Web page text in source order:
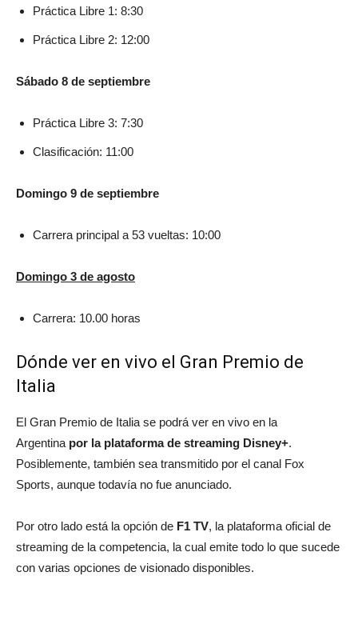
Práctica Libre 1: 8:30
Práctica Libre 2: 12:00
Sábado 8 de septiembre
Práctica Libre 3: 7:30
Clasificación: 11:00
Domingo 9 de septiembre
Carrera principal a 53 vueltas: 10:00
Domingo 3 de agosto
Carrera: 10.00 horas
Dónde ver en vivo el Gran Premio de
Italia
El Gran Premio de Italia se podrá ver en vivo en la
Argentina por la plataforma de streaming Disney+.
Posiblemente, también sea transmitido por el canal Fox
Sports, aunque todavía no fue anunciado.
Por otro lado está la opción de F1 TV, la plataforma oficial de
streaming de la competencia, la cual emite todo lo que sucede
con varias opciones de visionado disponibles.